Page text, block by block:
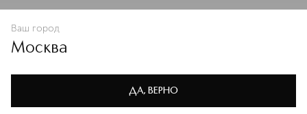
Политике конфиденциальности
В КОРЗИНУ
Ваш город
Москва
ДА, ВЕРНО